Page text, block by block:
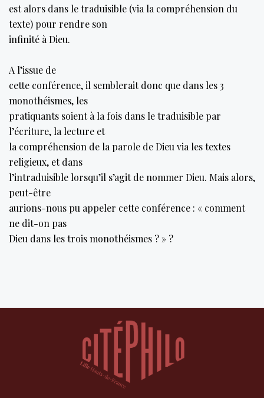
est alors dans le traduisible (via la compréhension du
texte) pour rendre son
infinité à Dieu.
A l’issue de
cette conférence, il semblerait donc que dans les 3
monothéismes, les
pratiquants soient à la fois dans le traduisible par
l’écriture, la lecture et
la compréhension de la parole de Dieu via les textes
religieux, et dans
l’intraduisible lorsqu’il s’agit de nommer Dieu. Mais alors,
peut-être
aurions-nous pu appeler cette conférence : « comment
ne dit-on pas
Dieu dans les trois monothéismes ? » ?